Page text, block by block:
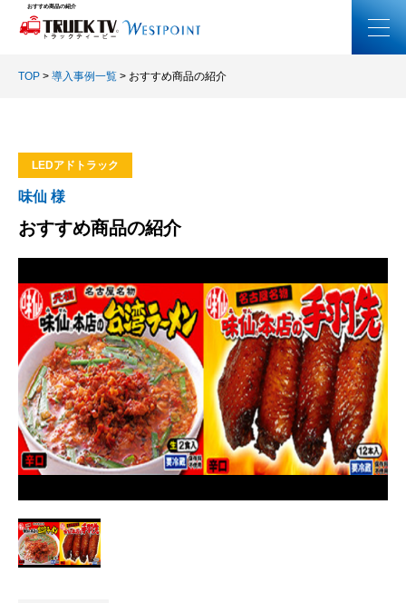
おすすめ商品の紹介
TOP > 導入事例一覧 > おすすめ商品の紹介
LEDアドトラック
味仙 様
おすすめ商品の紹介